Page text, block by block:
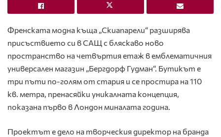
Френската модна къща „Скиапарели“ разширява
присъствието си в САЩ с бляскаво ново
пространство на четвъртия етаж в емблематичния
универсален магазин „Бергдорф Гудман“. Бутикът е
три пъти по-голям от стария и се простира на 110
кв. метра, пренасяйки уникалната концепция,
показана първо в Лондон миналата година.
Проектът е дело на творческия директор на бранда